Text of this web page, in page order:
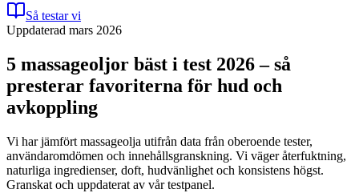
Så testar vi
Uppdaterad mars 2026
5 massageoljor bäst i test 2026 – så
presterar favoriterna för hud och
avkoppling
Vi har jämfört massageolja utifrån data från oberoende tester,
användaromdömen och innehållsgranskning. Vi väger återfuktning,
naturliga ingredienser, doft, hudvänlighet och konsistens högst.
Granskat och uppdaterat av vår testpanel.